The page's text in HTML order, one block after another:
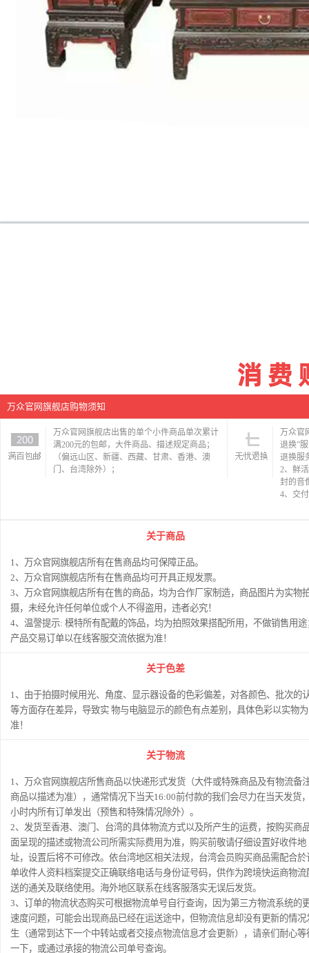
万众官网旗舰店购物须知
万众官网旗舰店出售的单个小件商品单次累计
满200元的包邮，大件商品、描述规定商品；
（偏远山区、新疆、西藏、甘肃、香港、澳
门、台湾除外）；
万众官
退换”
退换服
2、鲜
封的音
4、交
关于商品
1、万众官网旗舰店所有在售商品均可保障正品。
2、万众官网旗舰店所有在售商品均可开具正规发票。
3、万众官网旗舰店所有在售的商品，均为合作厂家制造，商品图片为实物
摄，未经允许任何单位或个人不得盗用，违者必究！
4、温謦提示: 模特所有配戴的饰品，均为拍照效果搭配所用，不做销售用途
产品交易订单以在线客服交流依据为准！
关于色差
1、由于拍摄时候用光、角度、显示器设备的色彩偏差，对各颜色、批次的
等方面存在差异，导致实 物与电脑显示的颜色有点差别，具体色彩以实物为
准！
关于物流
1、万众官网旗舰店所售商品以快递形式发货（大件或特殊商品及有物流备
商品以描述为准），通常情况下当天16:00前付款的我们会尽力在当天发货
小时内所有订单发出（预售和特殊情况除外）。
2、发货至香港、澳门、台湾的具体物流方式以及所产生的运费，按购买商
面呈现的描述或物流公司所需实际费用为准，购买前敬请仔细设置好收件地
址，设置后将不可修改。依台湾地区相关法规，台湾会员购买商品需配合於
单收件人资料档案提交正确联络电话与身份证号码，供作为跨境快运商物流
送的通关及联络使用。海外地区联系在线客服落实无误后发货。
3、订单的物流状态购买可根据物流单号自行查询，因为第三方物流系统的
速度问题，可能会出现商品已经在运送途中，但物流信息却没有更新的情况
生（通常到达下一个中转站或者交接点物流信息才会更新），请亲们耐心等
一下，或通过承接的物流公司单号查询。